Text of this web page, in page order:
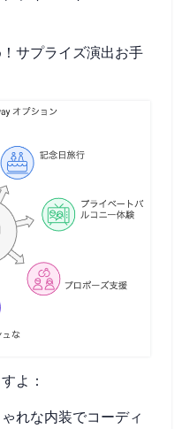
サプライズ演出お手
よ：
れな内装でコーディ